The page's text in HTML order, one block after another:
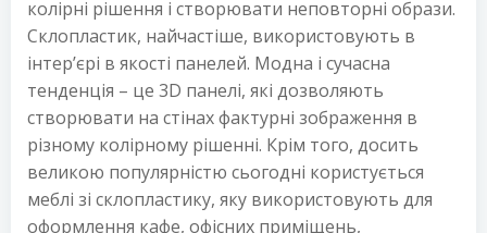
колірні рішення і створювати неповторні образи.
Склопластик, найчастіше, використовують в
інтер’єрі в якості панелей. Модна і сучасна
тенденція – це 3D панелі, які дозволяють
створювати на стінах фактурні зображення в
різному колірному рішенні. Крім того, досить
великою популярністю сьогодні користується
меблі зі склопластику, яку використовують для
оформлення кафе, офісних приміщень,